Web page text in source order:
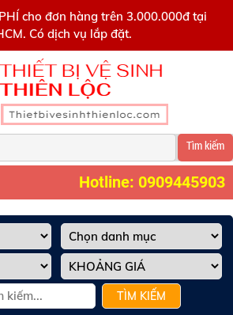
cho đơn hàng trên 3.000.000đ tại
Có dịch vụ lắp đặt.
Tìm kiếm
Hotline: 0909445903
TÌM KIẾM